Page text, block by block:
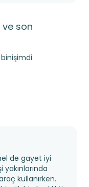
ve son
de gayet iyi
kullanırken.